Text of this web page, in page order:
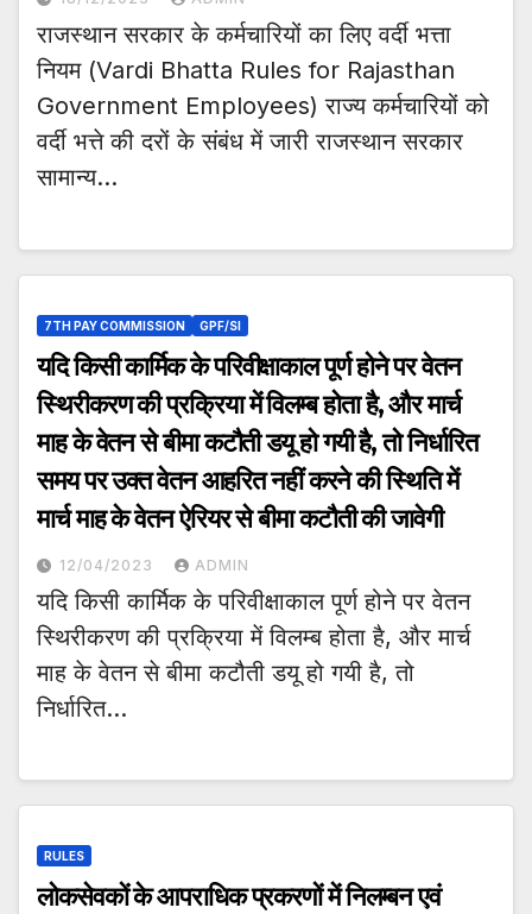
राजस्थान सरकार के कर्मचारियों का लिए वर्दी भत्ता
नियम (Vardi Bhatta Rules for Rajasthan
Government Employees) राज्य कर्मचारियों को
वर्दी भत्ते की दरों के संबंध में जारी राजस्थान सरकार
सामान्य…
7TH PAY COMMISSION GPF/SI
यदि किसी कार्मिक के परिवीक्षाकाल पूर्ण होने पर वेतन
स्थिरीकरण की प्रक्रिया में विलम्ब होता है, और मार्च
माह के वेतन से बीमा कटौती डयू हो गयी है, तो निर्धारित
समय पर उक्त वेतन आहरित नहीं करने की स्थिति में
मार्च माह के वेतन ऐरियर से बीमा कटौती की जावेगी
12/04/2023 ADMIN
यदि किसी कार्मिक के परिवीक्षाकाल पूर्ण होने पर वेतन
स्थिरीकरण की प्रक्रिया में विलम्ब होता है, और मार्च
माह के वेतन से बीमा कटौती डयू हो गयी है, तो
निर्धारित…
RULES
लोकसेवकों के आपराधिक प्रकरणों में निलम्बन एवं